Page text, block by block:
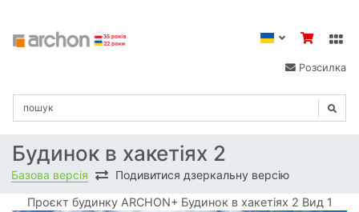
Розсилка
Будинок в хакетіях 2
Базова версія Подивитися дзеркальну версію
Проєкт будинку ARCHON+ Будинок в хакетіях 2 Вид 1